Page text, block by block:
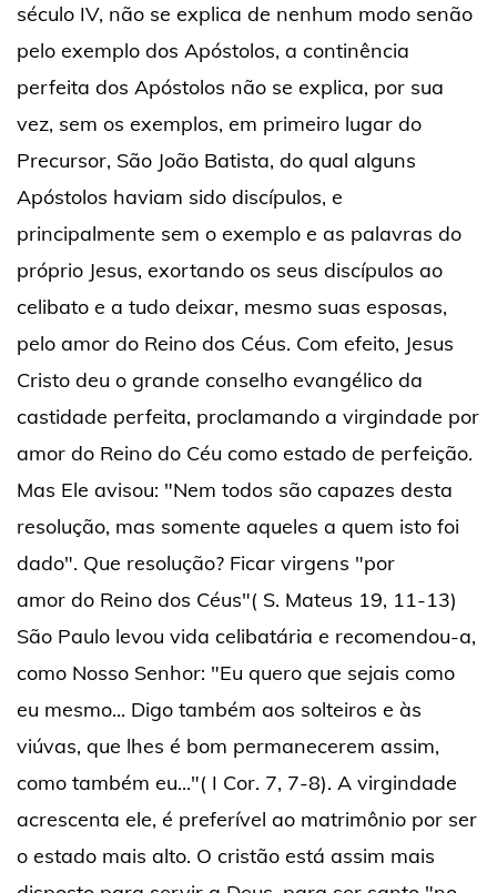
século IV, não se explica de nenhum modo senão
pelo exemplo dos Apóstolos, a continência
perfeita dos Apóstolos não se explica, por sua
vez, sem os exemplos, em primeiro lugar do
Precursor, São João Batista, do qual alguns
Apóstolos haviam sido discípulos, e
principalmente sem o exemplo e as palavras do
próprio Jesus, exortando os seus discípulos ao
celibato e a tudo deixar, mesmo suas esposas,
pelo amor do Reino dos Céus. Com efeito, Jesus
Cristo deu o grande conselho evangélico da
castidade perfeita, proclamando a virgindade por
amor do Reino do Céu como estado de perfeição.
Mas Ele avisou: "Nem todos são capazes desta
resolução, mas somente aqueles a quem isto foi
dado". Que resolução? Ficar virgens "por
amor do Reino dos Céus"( S. Mateus 19, 11-13)
São Paulo levou vida celibatária e recomendou-a,
como Nosso Senhor: "Eu quero que sejais como
eu mesmo... Digo também aos solteiros e às
viúvas, que lhes é bom permanecerem assim,
como também eu..."( I Cor. 7, 7-8). A virgindade
acrescenta ele, é preferível ao matrimônio por ser
o estado mais alto. O cristão está assim mais